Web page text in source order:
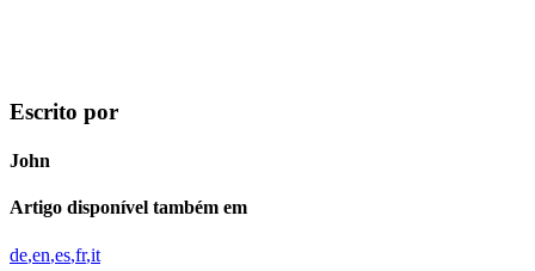
Escrito por
John
Artigo disponível também em
de en es fr it